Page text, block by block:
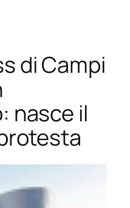
di Campi
nasce il